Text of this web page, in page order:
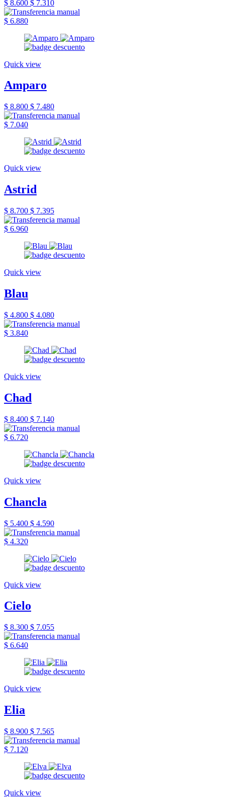
$ 8.600 $ 7.310
$ 6.880
Quick view
Amparo
$ 8.800 $ 7.480
$ 7.040
Quick view
Astrid
$ 8.700 $ 7.395
$ 6.960
Quick view
Blau
$ 4.800 $ 4.080
$ 3.840
Quick view
Chad
$ 8.400 $ 7.140
$ 6.720
Quick view
Chancla
$ 5.400 $ 4.590
$ 4.320
Quick view
Cielo
$ 8.300 $ 7.055
$ 6.640
Quick view
Elia
$ 8.900 $ 7.565
$ 7.120
Quick view